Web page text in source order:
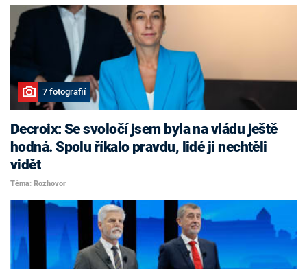
7 fotografií
Decroix: Se svoločí jsem byla na vládu ještě
hodná. Spolu říkalo pravdu, lidé ji nechtěli
vidět
Téma: Rozhovor